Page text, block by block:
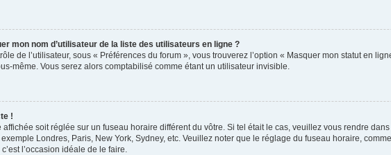
mon nom d’utilisateur de la liste des utilisateurs en ligne ?
de l’utilisateur, sous « Préférences du forum », vous trouverez l’option « Masquer mon statut en
même. Vous serez alors comptabilisé comme étant un utilisateur invisible.
!
affichée soit réglée sur un fuseau horaire différent du vôtre. Si tel était le cas, veuillez vous rendre
Londres, Paris, New York, Sydney, etc. Veuillez noter que le réglage du fuseau horaire,
l’occasion idéale de le faire.